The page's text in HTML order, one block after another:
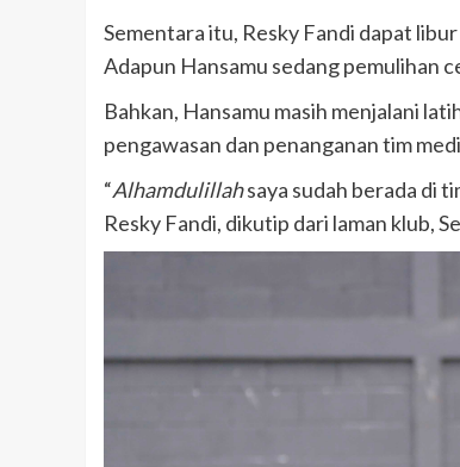
Sementara itu, Resky Fandi dapat
Adapun Hansamu sedang pemulihan
Bahkan, Hansamu masih menjalani
pengawasan dan penanganan tim
“Alhamdulillahsaya sudah berada di
Resky Fandi, dikutip dari laman klub,